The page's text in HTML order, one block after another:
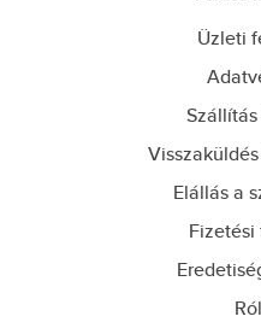
Üzleti
Elállás a